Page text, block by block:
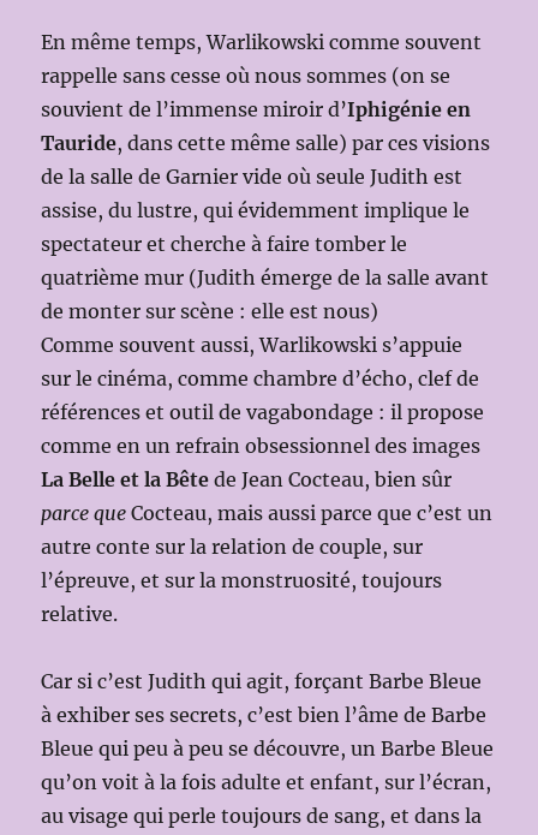
En même temps, Warlikowski comme souvent
rappelle sans cesse où nous sommes (on se
souvient de l’immense miroir d’Iphigénie en
Tauride, dans cette même salle) par ces visions
de la salle de Garnier vide où seule Judith est
assise, du lustre, qui évidemment implique le
spectateur et cherche à faire tomber le
quatrième mur (Judith émerge de la salle avant
de monter sur scène : elle est nous)
Comme souvent aussi, Warlikowski s’appuie
sur le cinéma, comme chambre d’écho, clef de
références et outil de vagabondage : il propose
comme en un refrain obsessionnel des images
La Belle et la Bête de Jean Cocteau, bien sûr
parce que Cocteau, mais aussi parce que c’est un
autre conte sur la relation de couple, sur
l’épreuve, et sur la monstruosité, toujours
relative.
Car si c’est Judith qui agit, forçant Barbe Bleue
à exhiber ses secrets, c’est bien l’âme de Barbe
Bleue qui peu à peu se découvre, un Barbe Bleue
qu’on voit à la fois adulte et enfant, sur l’écran,
au visage qui perle toujours de sang, et dans la